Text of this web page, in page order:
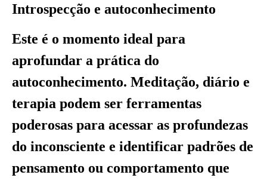
Introspecção e autoconhecimento
Este é o momento ideal para
aprofundar a prática do
autoconhecimento. Meditação, diário e
terapia podem ser ferramentas
poderosas para acessar as profundezas
do inconsciente e identificar padrões de
pensamento ou comportamento que